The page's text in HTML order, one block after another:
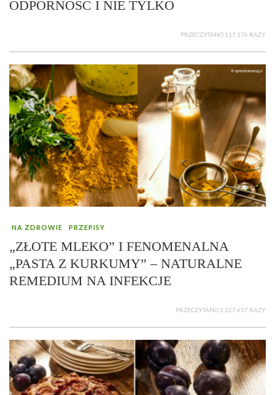
ODPORNOŚĆ I NIE TYLKO
PRZECZYTANO 117 176 RAZY
NA ZDROWIE PRZEPISY
„ZŁOTE MLEKO” I FENOMENALNA
„PASTA Z KURKUMY” – NATURALNE
REMEDIUM NA INFEKCJE
PRZECZYTANO 1 227 657 RAZY